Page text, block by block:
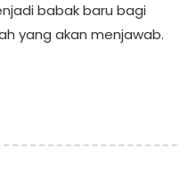
babak baru bagi
yang akan menjawab.